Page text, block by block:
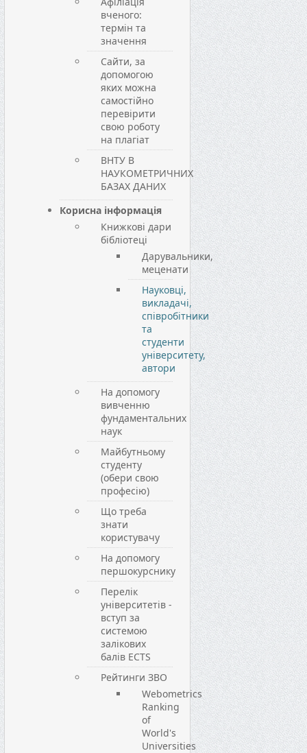
вченого:
термін та
значення
Сайти, за
допомогою
яких можна
самостійно
перевірити
свою роботу
на плагіат
ВНТУ В
НАУКОМЕТРИЧНИХ
БАЗАХ ДАНИХ
Корисна інформація
Книжкові дари
бібліотеці
Дарувальники,
меценати
Науковці,
викладачі,
співробітники
та
студенти
університету,
автори
На допомогу
вивченню
фундаментальних
наук
Майбутньому
студенту
(обери свою
професію)
Що треба
знати
користувачу
На допомогу
першокурснику
Перелік
університетів -
вступ за
системою
залікових
балів ECTS
Рейтинги ЗВО
Webometrics
Ranking
of
World's
Universities